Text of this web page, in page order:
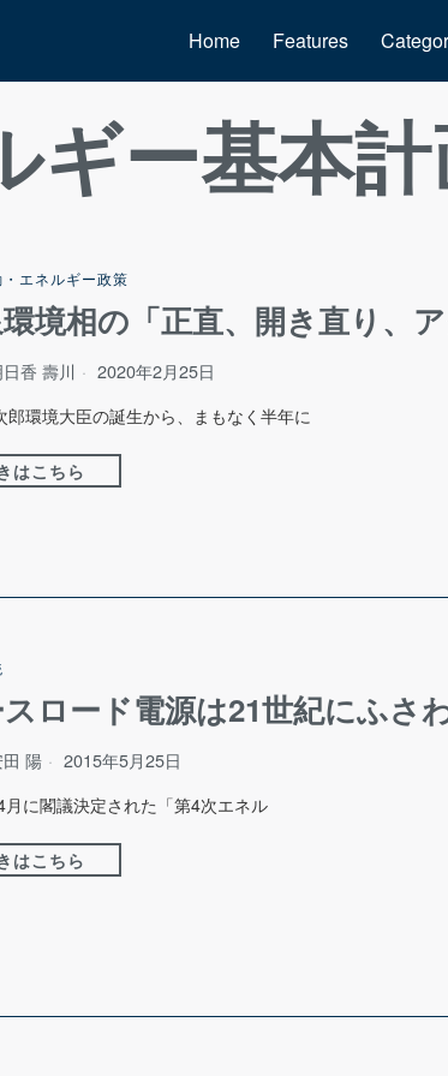
Home Features
ギー基本
エネルギー政策
境相の「正直、開き直り、ア
香 壽川 2020年2月25日
郎環境大臣の誕生から、まもなく半年に
はこちら
ロード電源は21世紀にふさ
陽 2015年5月25日
に閣議決定された「第4次エネル
はこちら